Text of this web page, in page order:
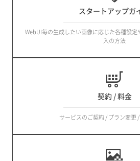
スタートアップガ
WebUI毎の生成したい画像に応じた各種設
入の方法
契約 / 料金
サービスのご契約 / プラン変更